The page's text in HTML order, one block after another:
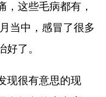
，这些毛病都有，
当中，感冒了很多
了。
现很有意思的现